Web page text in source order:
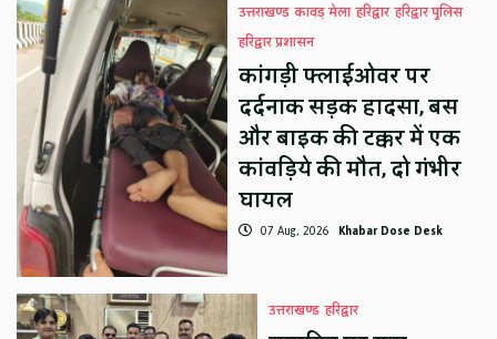
उत्तराखण्ड कावड़ मेला हरिद्वार हरिद्वार पुलिस
हरिद्वार प्रशासन
कांगड़ी फ्लाईओवर पर
दर्दनाक सड़क हादसा, बस
और बाइक की टक्कर में एक
कांवड़िये की मौत, दो गंभीर
घायल
07 Aug, 2026 Khabar Dose Desk
उत्तराखण्ड हरिद्वार